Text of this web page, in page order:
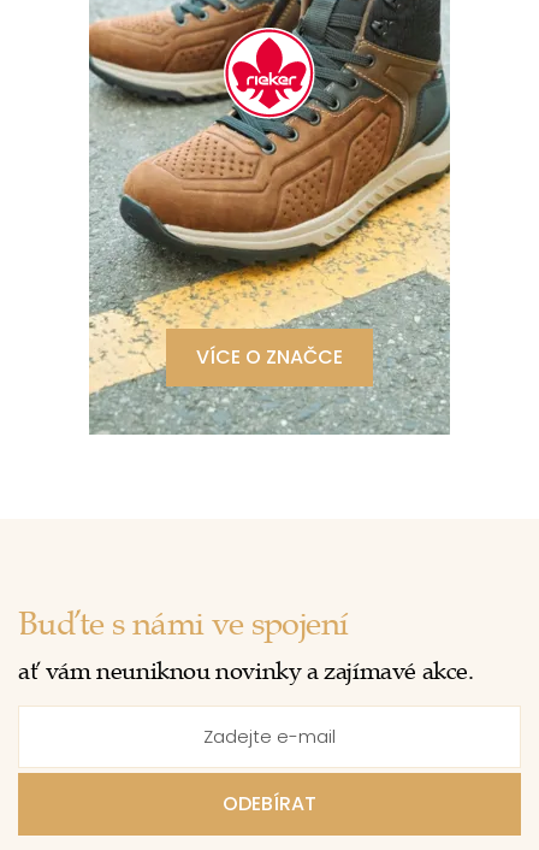
VÍCE O ZNAČCE
Buďte s námi ve spojení
ať vám neuniknou novinky a zajímavé akce.